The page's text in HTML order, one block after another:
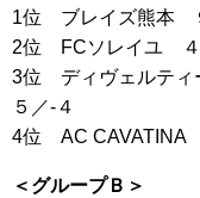
1位 ブレイズ熊本
2位 FCソレイユ ４
3位 ディヴェルティ
５／-４
4位 AC CAVATINA
＜グループＢ＞